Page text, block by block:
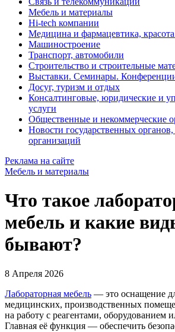
Мебель и материалы
Hi-tech компании
Медицина и фармацевтика, красота
Машиностроение
Транспорт, автомобили
Строительство и строительные
Выставки. Семинары.
Досуг, туризм и отдых
Консалтинговые, юридические и
услуги
Общественные и некоммерческие
Новости государственных
организаций
Реклама на сайте
Мебель и материалы
Что такое
мебель и какие
бывают?
8 Апреля 2026
Лабораторная мебель — это оснащение
медицинских, производственных
на работу с реагентами, оборудованием
Главная её функция — обеспечить